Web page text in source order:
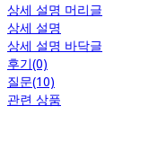
상세 설명 머리글
상세 설명
상세 설명 바닥글
후기(0)
질문(10)
관련 상품